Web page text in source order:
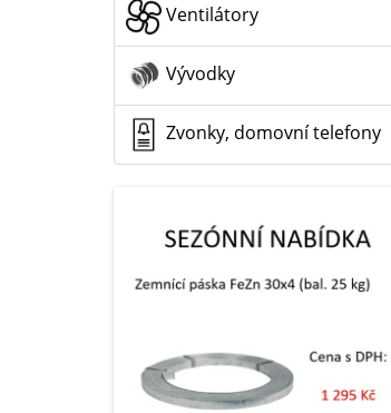
Ventilátory
Vývodky
Zvonky, domovní telefony